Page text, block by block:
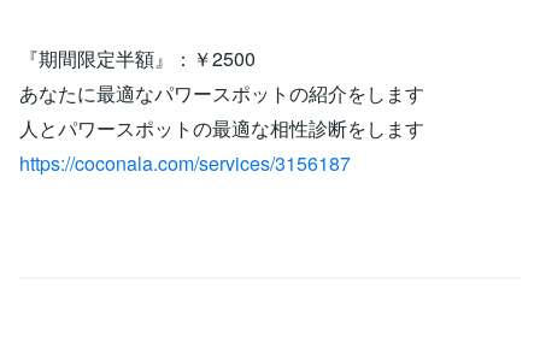
『期間限定半額』：￥2500
あなたに最適なパワースポットの紹介をします
人とパワースポットの最適な相性診断をします
https://coconala.com/services/3156187